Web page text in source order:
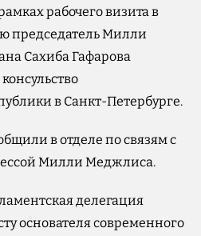
рабочего визита в
председатель Милли
Сахиба Гафарова
в Санкт-Петербурге.
в отделе по связям с
Милли Меджлиса.
делегация
основателя современного